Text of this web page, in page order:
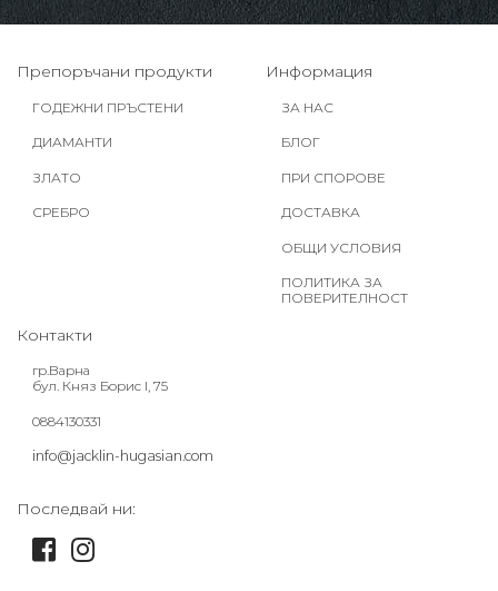
Препоръчани продукти
ГОДЕЖНИ ПРЪСТЕНИ
ДИАМАНТИ
ЗЛАТО
СРЕБРО
Информация
ЗА НАС
БЛОГ
ПРИ СПОРОВЕ
ДОСТАВКА
ОБЩИ УСЛОВИЯ
ПОЛИТИКА ЗА
ПОВЕРИТЕЛНОСТ
Контакти
гр.Варна
бул. Княз Борис I, 75
0884130331
info@jacklin-hugasian.com
Последвай ни: